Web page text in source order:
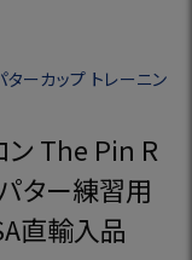
ーカップ トレーニン
ン The Pin R
ター練習用
直輸入品